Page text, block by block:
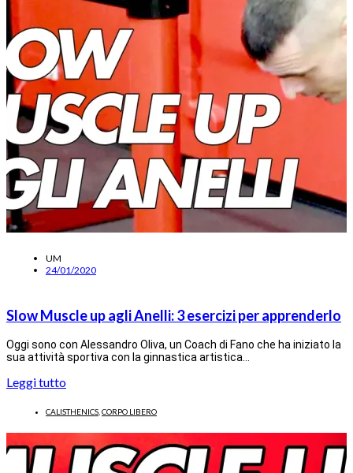
UM
24/01/2020
Slow Muscle up agli Anelli: 3 esercizi per apprenderlo
Oggi sono con Alessandro Oliva, un Coach di Fano che ha iniziato la
sua attività sportiva con la ginnastica artistica…
Leggi tutto
CALISTHENICS CORPO LIBERO